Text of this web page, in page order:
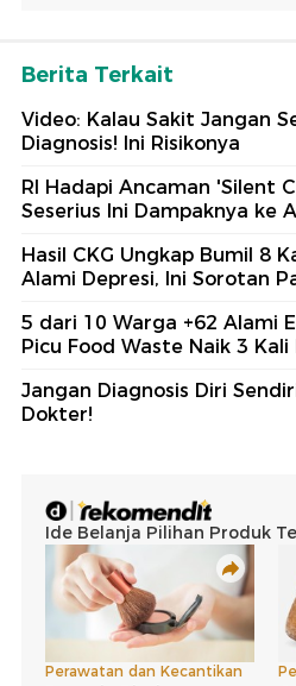
Berita Terkait
Video: Kalau Sakit Jangan
Diagnosis! Ini Risikonya
RI Hadapi Ancaman 'Silent
Seserius Ini Dampaknya ke
Hasil CKG Ungkap Bumil 8
Alami Depresi, Ini Sorotan
5 dari 10 Warga +62 Alami
Picu Food Waste Naik 3 Kali
Jangan Diagnosis Diri
Dokter!